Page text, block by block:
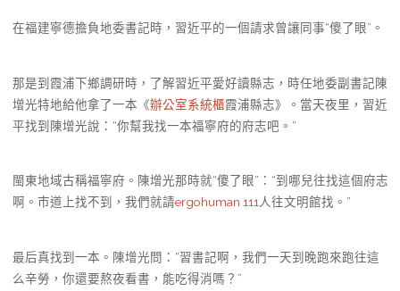
在福建寧德擔負地委書記時，習近平的一個請求曾讓同事“傻了眼”。
那是到霞浦下鄉調研時，了解習近平愛好讀縣志，時任地委副書記陳
增光特地給他拿了一本《辦公室系統櫃霞浦縣志》。當天夜里，習近
平找到陳增光說：“你幫我找一本福寧府的府志吧。”
閩東地域古稱福寧府。陳增光那時就“傻了眼”：“到哪兒往找這個府志
啊。市道上找不到，我們就請ergohuman 111 人往文明館找。”
最后真找到一本。陳增光問：“習書記啊，我們一天到晚跑來跑往這
么辛勞，你還要熬夜看書，能吃得消嗎？”